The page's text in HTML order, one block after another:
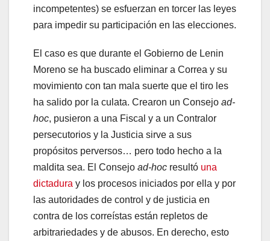
incompetentes) se esfuerzan en torcer las leyes
para impedir su participación en las elecciones.
El caso es que durante el Gobierno de Lenin
Moreno se ha buscado eliminar a Correa y su
movimiento con tan mala suerte que el tiro les
ha salido por la culata. Crearon un Consejo ad-
hoc, pusieron a una Fiscal y a un Contralor
persecutorios y la Justicia sirve a sus
propósitos perversos… pero todo hecho a la
maldita sea. El Consejo ad-hoc resultó una
dictadura y los procesos iniciados por ella y por
las autoridades de control y de justicia en
contra de los correístas están repletos de
arbitrariedades y de abusos. En derecho, esto